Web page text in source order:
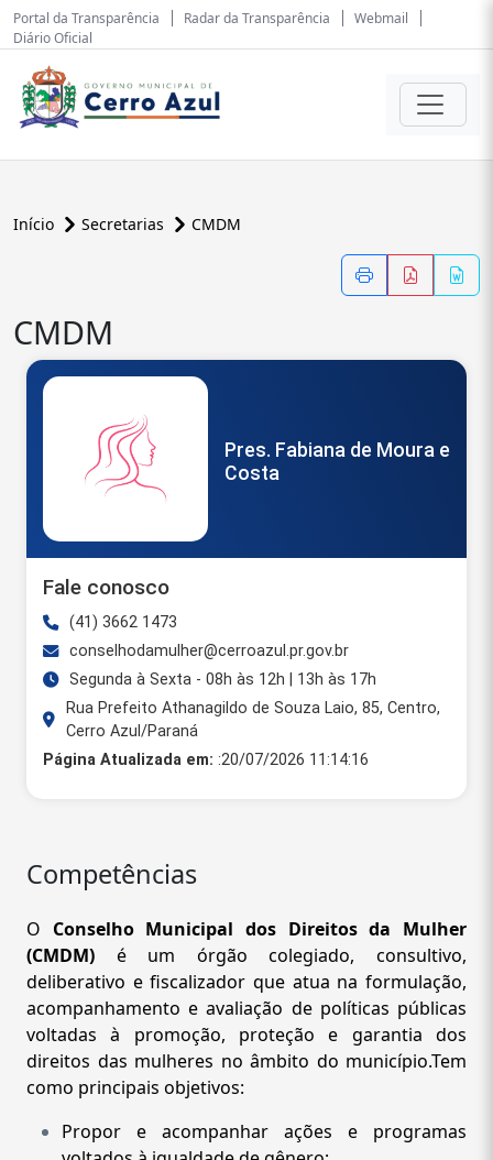
Portal da Transparência Radar da Transparência
Webmail
Diário Oficial
Início Secretarias CMDM
CMDM
Pres. Fabiana de Moura e
Costa
Fale conosco
(41) 3662 1473
conselhodamulher@cerroazul.pr.gov.br
Segunda à Sexta - 08h às 12h | 13h às 17h
Rua Prefeito Athanagildo de Souza Laio, 85, Centro,
Cerro Azul/Paraná
Página Atualizada em: :20/07/2026 11:14:16
Competências
O Conselho Municipal dos Direitos da Mulher
(CMDM) é um órgão colegiado, consultivo,
deliberativo e fiscalizador que atua na formulação,
acompanhamento e avaliação de políticas públicas
voltadas à promoção, proteção e garantia dos
direitos das mulheres no âmbito do município.Tem
como principais objetivos:
Propor e acompanhar ações e programas